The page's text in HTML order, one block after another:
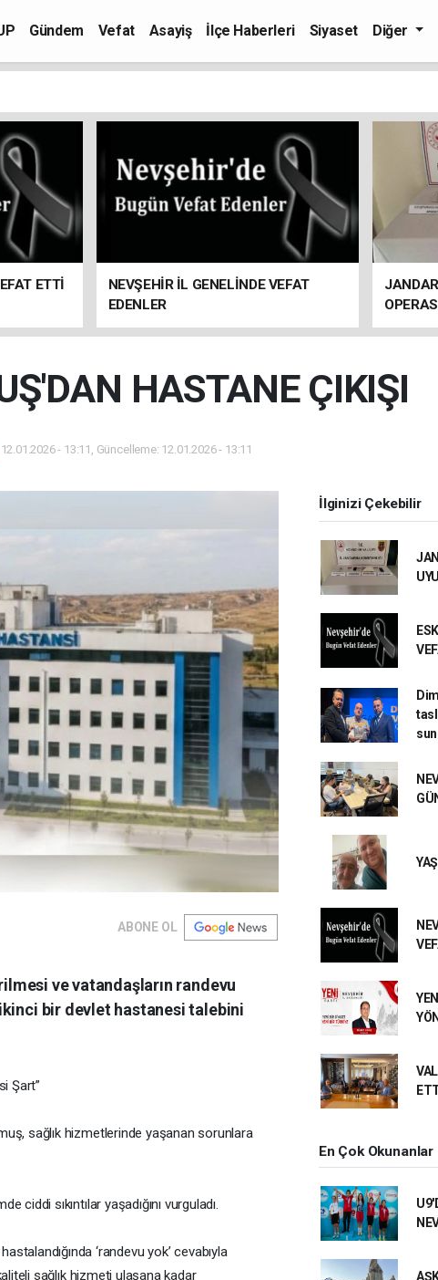
Gündem Vefat Asayiş İlçe Haberleri Siyaset Diğer
ETTİ
NEVŞEHİR İL GENELİNDE VEFAT
EDENLER
HASTANE ÇIKIŞI
12.01.2026 - 13:11, Güncelleme: 12.01.2026 - 13:11
ABONE OL
ve vatandaşların randevu
bir devlet hastanesi talebini
Şart”
sağlık hizmetlerinde yaşanan sorunlara
sıkıntılar yaşadığını vurguladı.
‘randevu yok’ cevabıyla
sağlık hizmeti ulaşana kadar
İlginizi Çekebilir
En Çok Okunanlar